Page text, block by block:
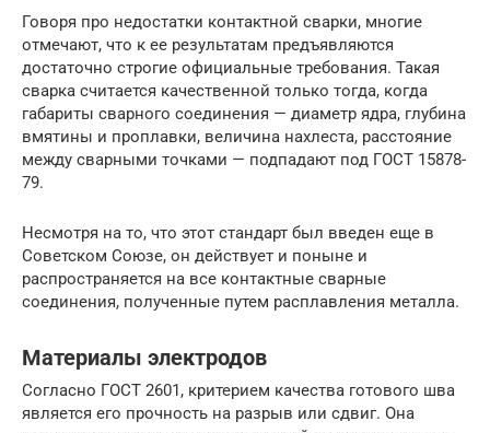
Говоря про недостатки контактной сварки, многие
отмечают, что к ее результатам предъявляются
достаточно строгие официальные требования. Такая
сварка считается качественной только тогда, когда
габариты сварного соединения — диаметр ядра, глубина
вмятины и проплавки, величина нахлеста, расстояние
между сварными точками — подпадают под ГОСТ 15878-
79.
Несмотря на то, что этот стандарт был введен еще в
Советском Союзе, он действует и поныне и
распространяется на все контактные сварные
соединения, полученные путем расплавления металла.
Материалы электродов
Согласно ГОСТ 2601, критерием качества готового шва
является его прочность на разрыв или сдвиг. Она